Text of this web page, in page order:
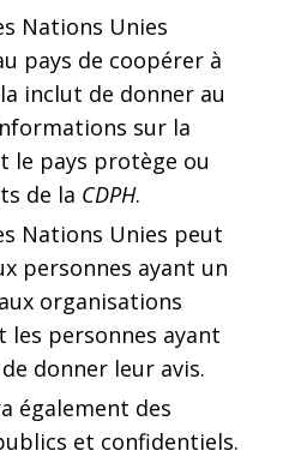
Nations Unies
pays de coopérer à
inclut de donner au
sur la
le pays protège ou
de la CDPH.
Nations Unies peut
personnes ayant un
organisations
les personnes ayant
donner leur avis.
également des
et confidentiels.